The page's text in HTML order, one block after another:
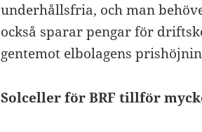
underhållsfria, och man
också sparar pengar för
gentemot elbolagens
Solceller för BRF tillför